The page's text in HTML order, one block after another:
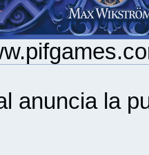
anuncia la